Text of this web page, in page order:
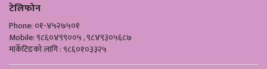
टेलिफोन
Phone: ०१-४५२७५०१
Mobile: ९८६०४९९००५ , ९८४९३०५६८७
मार्केटिङको लागि : ९८६०१०३३२५